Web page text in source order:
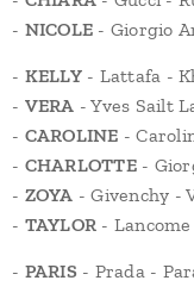
- NICOLE - Giorgio
- KELLY- Lattafa -
- VERA - Yves Sailt
- CAROLINE -
- CHARLOTTE-
- ZOYA - Givenchy -
- TAYLOR -
- PARIS - Prada -